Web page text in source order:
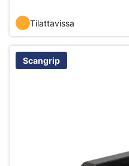
Tilattavissa
Scangrip